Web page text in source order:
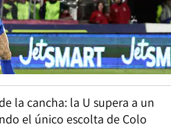
la cancha: la U supera a un
el único escolta de Colo